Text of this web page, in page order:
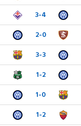
3-4
2-0
3-3
1-2
1-0
1-2